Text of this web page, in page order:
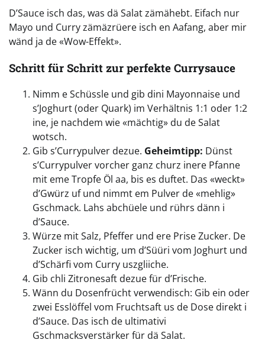
D’Sauce isch das, was dä Salat zämähebt. Eifach nur
Mayo und Curry zämäzrüere isch en Aafang, aber mir
wänd ja de «Wow-Effekt».
Schritt für Schritt zur perfekte Currysauce
Nimm e Schüssle und gib dini Mayonnaise und
s’Joghurt (oder Quark) im Verhältnis 1:1 oder 1:2
ine, je nachdem wie «mächtig» du de Salat
wotsch.
Gib s’Currypulver dezue. Geheimtipp: Dünst
s’Currypulver vorcher ganz churz inere Pfanne
mit eme Tropfe Öl aa, bis es duftet. Das «weckt»
d’Gwürz uf und nimmt em Pulver de «mehlig»
Gschmack. Lahs abchüele und rührs dänn i
d’Sauce.
Würze mit Salz, Pfeffer und ere Prise Zucker. De
Zucker isch wichtig, um d’Süüri vom Joghurt und
d’Schärfi vom Curry uszgliiche.
Gib chli Zitronesaft dezue für d’Frische.
Wänn du Dosenfrücht verwendisch: Gib ein oder
zwei Esslöffel vom Fruchtsaft us de Dose direkt i
d’Sauce. Das isch de ultimativi
Gschmacksverstärker für dä Salat.